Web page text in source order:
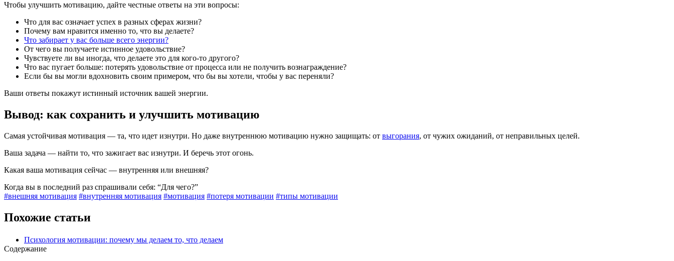
Чтобы улучшить мотивацию, дайте честные ответы на эти вопросы:
Что для вас означает успех в разных сферах жизни?
Почему вам нравится именно то, что вы делаете?
Что забирает у вас больше всего энергии?
От чего вы получаете истинное удовольствие?
Чувствуете ли вы иногда, что делаете это для кого-то другого?
Что вас пугает больше: потерять удовольствие от процесса или не получить вознаграждение?
Если бы вы могли вдохновить своим примером, что бы вы хотели, чтобы у вас переняли?
Ваши ответы покажут истинный источник вашей энергии.
Вывод: как сохранить и улучшить мотивацию
Самая устойчивая мотивация — та, что идет изнутри. Но даже внутреннюю мотивацию нужно защищать: от выгорания, от чужих ожиданий, от неправильных целей.
Ваша задача — найти то, что зажигает вас изнутри. И беречь этот огонь.
Какая ваша мотивация сейчас — внутренняя или внешняя?
Когда вы в последний раз спрашивали себя: “Для чего?”
#внешняя мотивация #внутренняя мотивация #мотивация #потеря мотивации #типы мотивации
Похожие статьи
Психология мотивации: почему мы делаем то, что делаем
Содержание